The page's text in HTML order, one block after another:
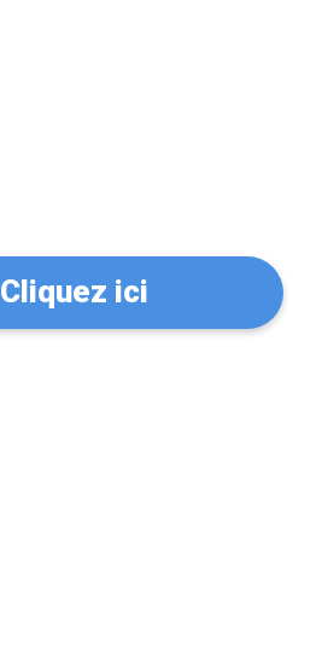
Cliquez ici